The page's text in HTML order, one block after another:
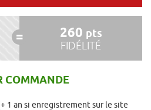
260 pts
FIDÉLITÉ
COMMANDE
1 an si enregistrement sur le site